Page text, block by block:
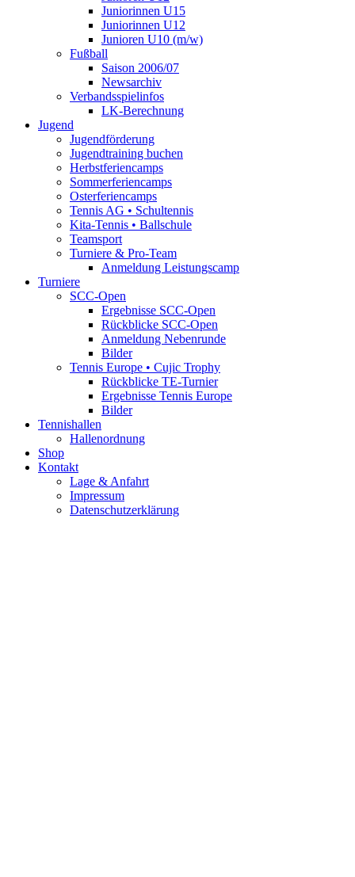
Juniorinnen U15
Juniorinnen U12
Junioren U10 (m/w)
Fußball
Saison 2006/07
Newsarchiv
Verbandsspielinfos
LK-Berechnung
Jugend
Jugendförderung
Jugendtraining buchen
Herbstferiencamps
Sommerferiencamps
Osterferiencamps
Tennis AG • Schultennis
Kita-Tennis • Ballschule
Teamsport
Turniere & Pro-Team
Anmeldung Leistungscamp
Turniere
SCC-Open
Ergebnisse SCC-Open
Rückblicke SCC-Open
Anmeldung Nebenrunde
Bilder
Tennis Europe • Cujic Trophy
Rückblicke TE-Turnier
Ergebnisse Tennis Europe
Bilder
Tennishallen
Hallenordnung
Shop
Kontakt
Lage & Anfahrt
Impressum
Datenschutzerklärung